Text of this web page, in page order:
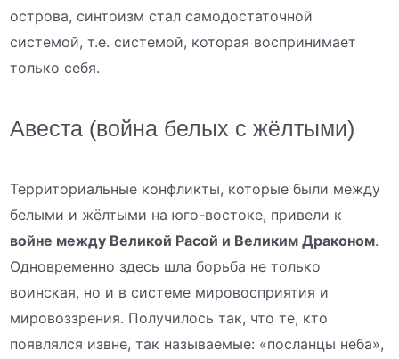
острова, синтоизм стал самодостаточной
системой, т.е. системой, которая воспринимает
только себя.
Авеста (война белых с жёлтыми)
Территориальные конфликты, которые были между
белыми и жёлтыми на юго-востоке, привели к
войне между Великой Расой и Великим Драконом.
Одновременно здесь шла борьба не только
воинская, но и в системе мировосприятия и
мировоззрения. Получилось так, что те, кто
появлялся извне, так называемые: «посланцы неба»,